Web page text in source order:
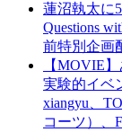
蓮沼執太に
Questions
前特別企画
【MOVIE
実験的イベ
xiangyu、
コーツ）、